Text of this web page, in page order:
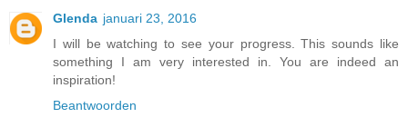
Glenda januari 23, 2016
I will be watching to see your progress. This sounds like
something I am very interested in. You are indeed an
inspiration!
Beantwoorden